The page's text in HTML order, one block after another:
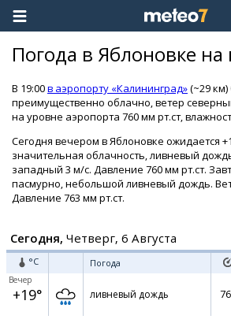
Погода в Яблоновке
В 19:00в аэропорту «Калининград»(~29 км)
преимущественно облачно, ветер
на уровне аэропорта 760 мм рт.ст,
Сегодня вечером в Яблоновке ожидается
значительная облачность, ливневый
западный 3 м/с. Давление 760 мм рт.ст.
пасмурно, небольшой ливневый дождь.
Давление 763 мм рт.ст.
Сегодня, Четверг, 6 Августа
°C Погода
Вечер
+19° ливневый дождь